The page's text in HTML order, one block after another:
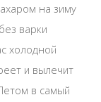
на зиму
варки
холодной
и вылечит
в самый